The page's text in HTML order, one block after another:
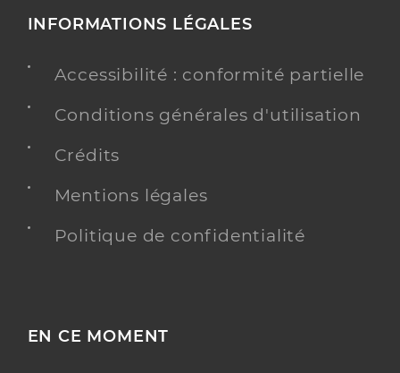
INFORMATIONS LÉGALES
Accessibilité : conformité partielle
Conditions générales d'utilisation
Crédits
Mentions légales
Politique de confidentialité
EN CE MOMENT